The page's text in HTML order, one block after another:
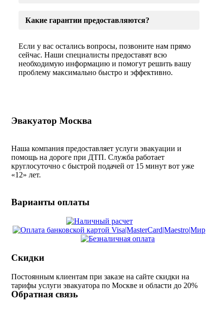
Какие гарантии предоставляются?
Если у вас остались вопросы, позвоните нам прямо
сейчас. Наши специалисты предоставят всю
необходимую информацию и помогут решить вашу
проблему максимально быстро и эффективно.
Эвакуатор Москва
Наша компания предоставляет услуги эвакуации и
помощь на дороге при ДТП. Служба работает
круглосуточно с быстрой подачей от 15 минут вот уже
«12» лет.
Варианты оплаты
Скидки
Постоянным клиентам при заказе на сайте скидки на
тарифы услуги эвакуатора по Москве и области до 20%
Обратная связь